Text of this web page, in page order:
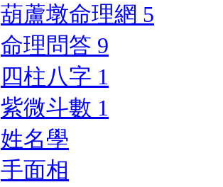
葫蘆墩命理網 5
命理問答 9
四柱八字 1
紫微斗數 1
姓名學
手面相